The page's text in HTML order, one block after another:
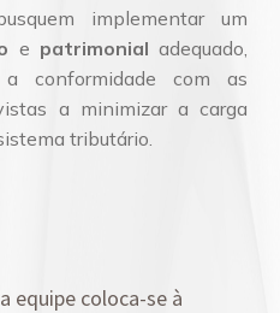
implementar um
e patrimonial adequado,
conformidade com as
a minimizar a carga
tributário.
equipe coloca-se à